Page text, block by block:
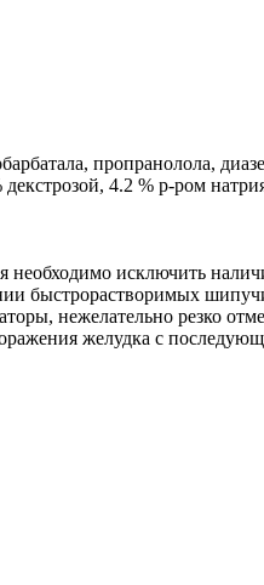
пропранолола,
4.2 % р-ром
исключить
быстрорастворимых
нежелательно резко
желудка с